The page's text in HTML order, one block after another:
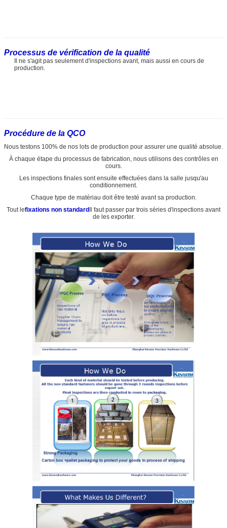
Processus de vérification de la qualité
Il ne s'agit pas seulement d'inspections avant, mais aussi en cours de
production.
Procédure de la QCO
Nous testons 100% de nos lots de production pour assurer une qualité absolue.
À chaque étape du processus de fabrication, nous utilisons des contrôles en
cours.
Les inspections finales sont ensuite effectuées dans la salle jusqu'au
conditionnement.
Chaque type de matériau doit être testé avant sa production.
Tout lefixations non standardIl faut passer par trois séries d'inspections avant
de les exporter.